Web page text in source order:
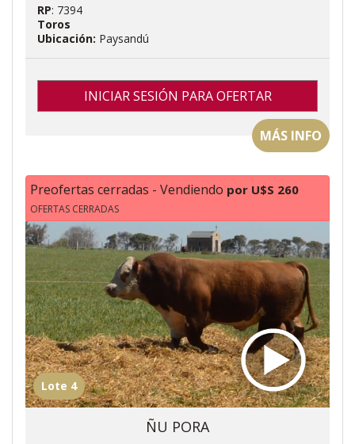
RP: 7394
Toros
Ubicación: Paysandú
INICIAR SESIÓN PARA OFERTAR
MÁS INFO
Preofertas cerradas - Vendiendo por U$S 260
OFERTAS CERRADAS
Lote 4
ÑU PORA